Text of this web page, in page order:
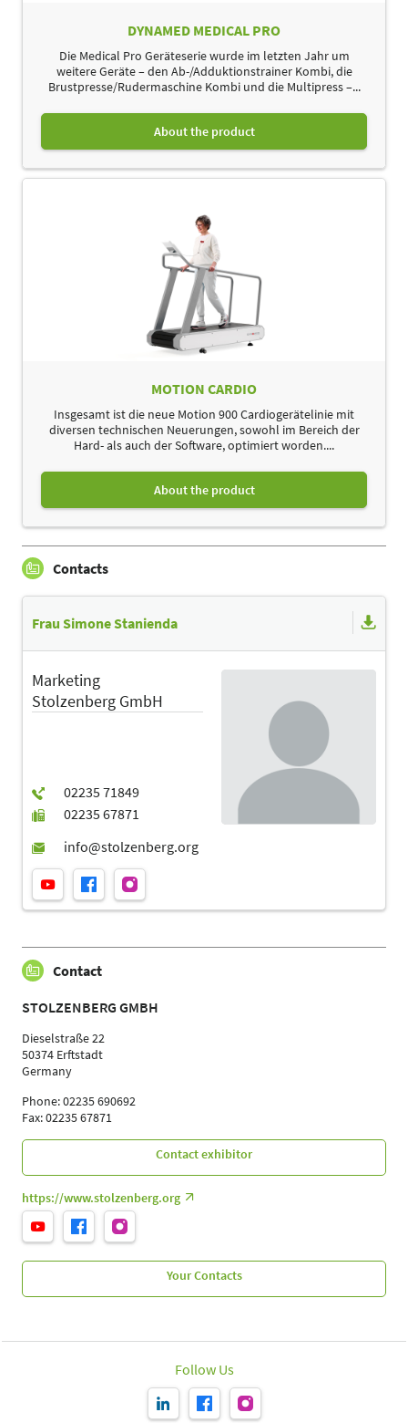
DYNAMED MEDICAL PRO
Die Medical Pro Geräteserie wurde im letzten Jahr um
weitere Geräte – den Ab-/Adduktionstrainer Kombi, die
Brustpresse/Rudermaschine Kombi und die Multipress –...
About the product
MOTION CARDIO
Insgesamt ist die neue Motion 900 Cardiogerätelinie mit
diversen technischen Neuerungen, sowohl im Bereich der
Hard- als auch der Software, optimiert worden....
About the product
Contacts
Frau Simone Stanienda
Marketing
Stolzenberg GmbH
Contact
STOLZENBERG GMBH
Dieselstraße 22
50374 Erftstadt
Germany
Phone: 02235 690692
Fax: 02235 67871
Contact exhibitor
https://www.stolzenberg.org
Your Contacts
Follow Us